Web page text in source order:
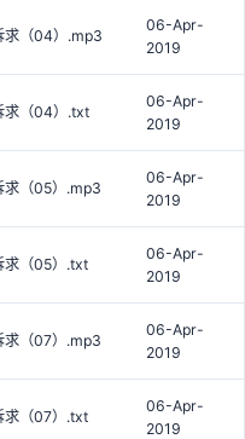
求（04）.mp3
06-Apr-
2019
求（04）.txt
06-Apr-
2019
求（05）.mp3
06-Apr-
2019
求（05）.txt
06-Apr-
2019
求（07）.mp3
06-Apr-
2019
求（07）.txt
06-Apr-
2019